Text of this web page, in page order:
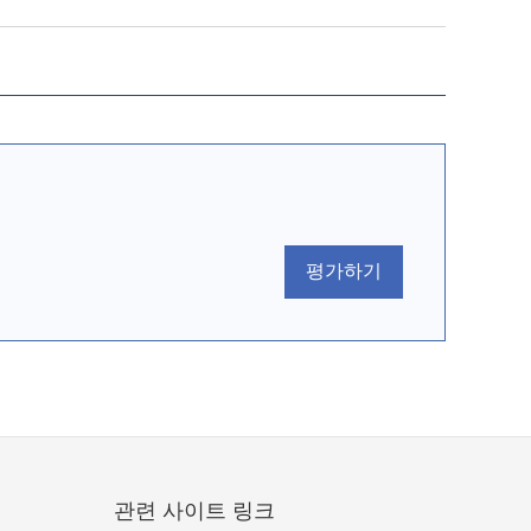
평가하기
관련 사이트 링크